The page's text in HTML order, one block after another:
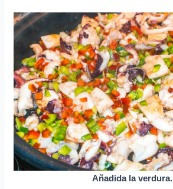
Añadida la verdura.